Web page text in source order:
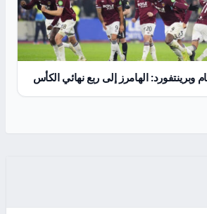
وبرينتفورد: الهامرز إلى ربع نهائي الكأس